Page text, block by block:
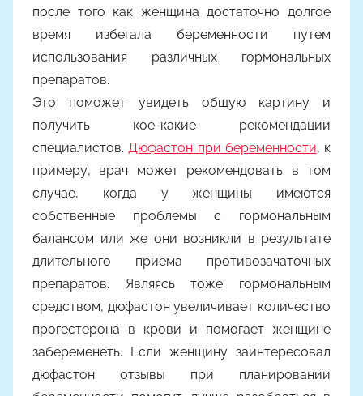
после того как женщина достаточно долгое
время избегала беременности путем
использования различных гормональных
препаратов.
Это поможет увидеть общую картину и
получить кое-какие рекомендации
специалистов. Дюфастон при беременности, к
примеру, врач может рекомендовать в том
случае, когда у женщины имеются
собственные проблемы с гормональным
балансом или же они возникли в результате
длительного приема противозачаточных
препаратов. Являясь тоже гормональным
средством, дюфастон увеличивает количество
прогестерона в крови и помогает женщине
забеременеть. Если женщину заинтересовал
дюфастон отзывы при планировании